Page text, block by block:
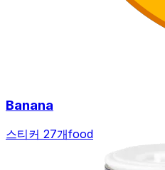
Banana
스티커 27개food